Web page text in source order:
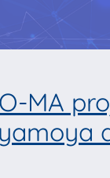
MA